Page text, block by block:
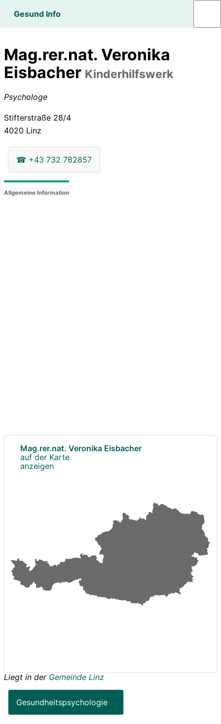
Gesund Info
Mag.rer.nat. Veronika
Eisbacher Kinderhilfswerk
Psychologe
Stifterstraße 28/4
4020 Linz
☎ +43 732 782857
Allgemeine Information
Mag.rer.nat. Veronika Eisbacher
auf der Karte
anzeigen
Liegt in der Gemeinde Linz
Gesundheitspsychologie